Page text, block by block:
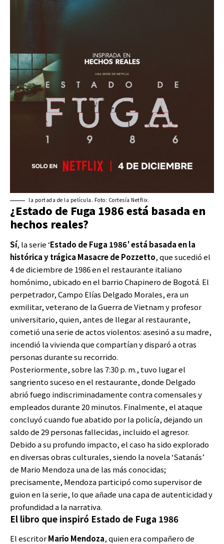
la portada de la película. Foto: Cortesía Netflix.
¿Estado de Fuga 1986 está basada en
hechos reales?
Sí, la serie ‘Estado de Fuga 1986′ está basada en la
histórica y trágica Masacre de Pozzetto, que sucedió el
4 de diciembre de 1986 en el restaurante italiano
homónimo, ubicado en el barrio Chapinero de Bogotá. El
perpetrador, Campo Elías Delgado Morales, era un
exmilitar, veterano de la Guerra de Vietnam y profesor
universitario, quien, antes de llegar al restaurante,
cometió una serie de actos violentos: asesinó a su madre,
incendió la vivienda que compartían y disparó a otras
personas durante su recorrido.
Posteriormente, sobre las 7:30 p. m., tuvo lugar el
sangriento suceso en el restaurante, donde Delgado
abrió fuego indiscriminadamente contra comensales y
empleados durante 20 minutos. Finalmente, el ataque
concluyó cuando fue abatido por la policía, dejando un
saldo de 29 personas fallecidas, incluido el agresor.
Debido a su profundo impacto, el caso ha sido explorado
en diversas obras culturales, siendo la novela ‘Satanás’
de Mario Mendoza una de las más conocidas;
precisamente, Mendoza participó como supervisor de
guion en la serie, lo que añade una capa de autenticidad y
profundidad a la narrativa.
El libro que inspiró Estado de Fuga 1986
El escritorMario Mendoza, quien era compañero de